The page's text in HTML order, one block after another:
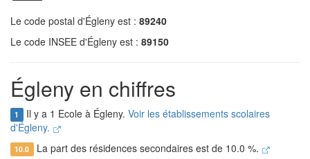
Le code postal d'Égleny est : 89240
Le code INSEE d'Égleny est : 89150
Égleny en chiffres
1 Il y a 1 Ecole à Égleny. Voir les établissements scolaires
d'Égleny.
10.0 La part des résidences secondaires est de 10.0 %.